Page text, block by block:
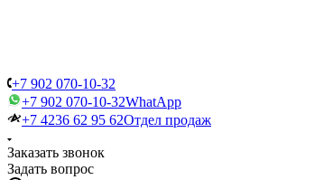
+7 902 070-10-32
+7 902 070-10-32WhatApp
+7 4236 62 95 62Отдел продаж
Заказать звонок
Задать вопрос